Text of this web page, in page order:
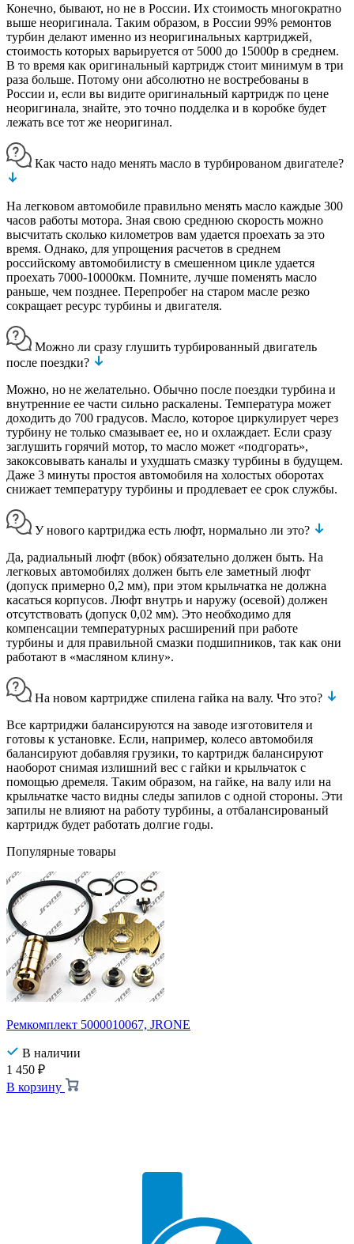
Конечно, бывают, но не в России. Их стоимость многократно
выше неоригинала. Таким образом, в России 99% ремонтов
турбин делают именно из неоригинальных картриджей,
стоимость которых варьируется от 5000 до 15000р в среднем.
В то время как оригинальный картридж стоит минимум в три
раза больше. Потому они абсолютно не востребованы в
России и, если вы видите оригинальный картридж по цене
неоригинала, знайте, это точно подделка и в коробке будет
лежать все тот же неоригинал.
Как часто надо менять масло в турбированом двигателе?
На легковом автомобиле правильно менять масло каждые 300
часов работы мотора. Зная свою среднюю скорость можно
высчитать сколько километров вам удается проехать за это
время. Однако, для упрощения расчетов в среднем
российскому автомобилисту в смешенном цикле удается
проехать 7000-10000км. Помните, лучше поменять масло
раньше, чем позднее. Перепробег на старом масле резко
сокращает ресурс турбины и двигателя.
Можно ли сразу глушить турбированный двигатель
после поездки?
Можно, но не желательно. Обычно после поездки турбина и
внутренние ее части сильно раскалены. Температура может
доходить до 700 градусов. Масло, которое циркулирует через
турбину не только смазывает ее, но и охлаждает. Если сразу
заглушить горячий мотор, то масло может «подгорать»,
закоксовывать каналы и ухудшать смазку турбины в будущем.
Даже 3 минуты простоя автомобиля на холостых оборотах
снижает температуру турбины и продлевает ее срок службы.
У нового картриджа есть люфт, нормально ли это?
Да, радиальный люфт (вбок) обязательно должен быть. На
легковых автомобилях должен быть еле заметный люфт
(допуск примерно 0,2 мм), при этом крыльчатка не должна
касаться корпусов. Люфт внутрь и наружу (осевой) должен
отсутствовать (допуск 0,02 мм). Это необходимо для
компенсации температурных расширений при работе
турбины и для правильной смазки подшипников, так как они
работают в «масляном клину».
На новом картридже спилена гайка на валу. Что это?
Все картриджи балансируются на заводе изготовителя и
готовы к установке. Если, например, колесо автомобиля
балансируют добавляя грузики, то картридж балансируют
наоборот снимая излишний вес с гайки и крыльчаток с
помощью дремеля. Таким образом, на гайке, на валу или на
крыльчатке часто видны следы запилов с одной стороны. Эти
запилы не влияют на работу турбины, а отбалансированый
картридж будет работать долгие годы.
Популярные товары
Ремкомплект 5000010067, JRONE
В наличии
1 450 ₽
В корзину